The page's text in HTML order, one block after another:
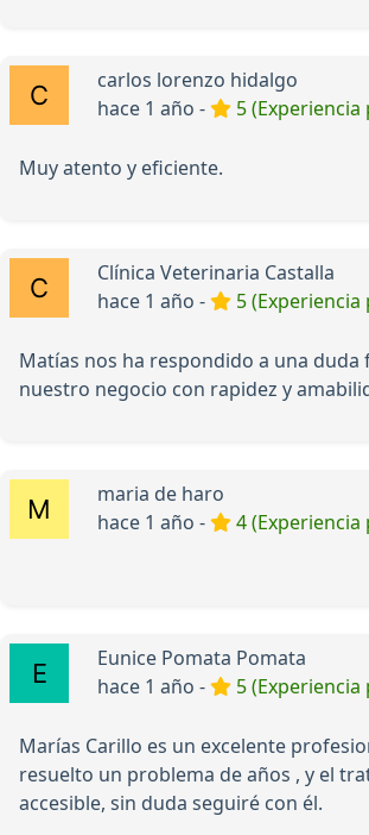
carlos lorenzo hidalgo
hace 1 año -
5 (Experiencia
Muy atento y eficiente.
Clínica Veterinaria Castalla
hace 1 año -
5 (Experiencia
Matías nos ha respondido a una duda
nuestro negocio con rapidez y
maria de haro
hace 1 año -
4 (Experiencia
Eunice Pomata Pomata
hace 1 año -
5 (Experiencia
Marías Carillo es un excelente
resuelto un problema de años , y el
accesible, sin duda seguiré con él.